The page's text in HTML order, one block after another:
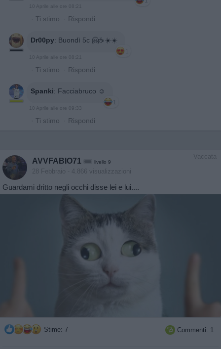
10 Aprile alle ore 08:21
· Ti stimo · Rispondi
Dr00py: Buondì 5c 🤗☕☀️☀️
1
10 Aprile alle ore 08:21
· Ti stimo · Rispondi
Spanki: Facciabruco ☺️
1
10 Aprile alle ore 09:33
· Ti stimo · Rispondi
Vaccata
AVVFABIO71 livello 9
28 Febbraio - 4.866 visualizzazioni
Guardami dritto negli occhi disse lei e lui....
Stime: 7  Commenti: 1